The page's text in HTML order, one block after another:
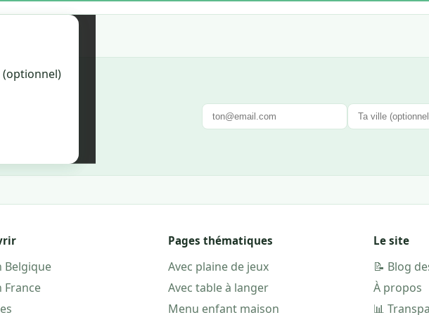
Une fois
fiche.
(optionnel)
de spam.
Pages thématiques
Avec plaine de jeux
Avec table à langer
Menu enfant maison
Le site
📝 Blog
À propos
📊